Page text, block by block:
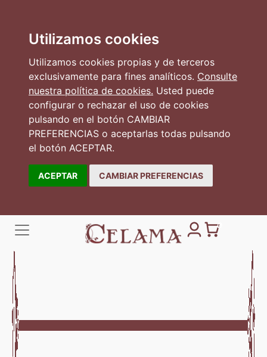
Utilizamos cookies
Utilizamos cookies propias y de terceros
exclusivamente para fines analíticos. Consulte
nuestra política de cookies. Usted puede
configurar o rechazar el uso de cookies
pulsando en el botón CAMBIAR
PREFERENCIAS o aceptarlas todas pulsando
el botón ACEPTAR.
ACEPTAR CAMBIAR PREFERENCIAS
0